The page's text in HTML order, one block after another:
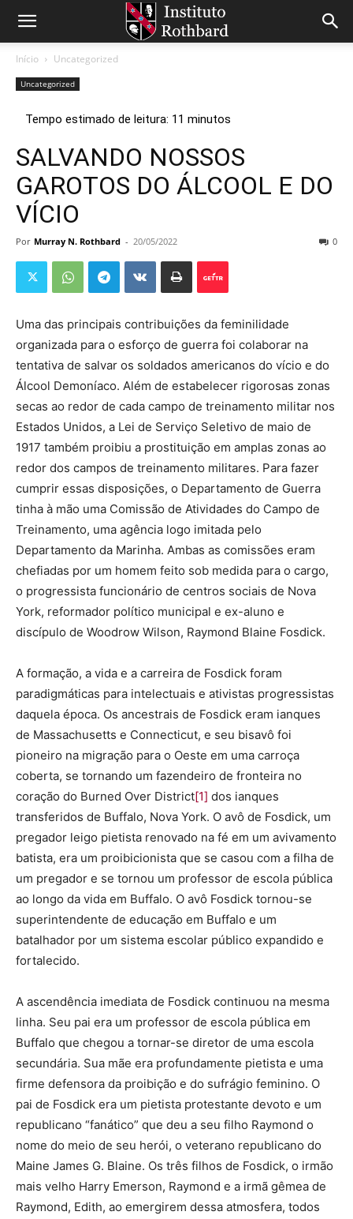
Início Uncategorized
Uncategorized
SALVANDO NOSSOS
GAROTOS DO ÁLCOOL E DO
VÍCIO
Por Murray N. Rothbard - 20/05/2022 0
Uma das principais contribuições da feminilidade
organizada para o esforço de guerra foi colaborar na
tentativa de salvar os soldados americanos do vício e do
Álcool Demoníaco. Além de estabelecer rigorosas zonas
secas ao redor de cada campo de treinamento militar nos
Estados Unidos, a Lei de Serviço Seletivo de maio de
1917 também proibiu a prostituição em amplas zonas ao
redor dos campos de treinamento militares. Para fazer
cumprir essas disposições, o Departamento de Guerra
tinha à mão uma Comissão de Atividades do Campo de
Treinamento, uma agência logo imitada pelo
Departamento da Marinha. Ambas as comissões eram
chefiadas por um homem feito sob medida para o cargo,
o progressista funcionário de centros sociais de Nova
York, reformador político municipal e ex-aluno e
discípulo de Woodrow Wilson, Raymond Blaine Fosdick.
A formação, a vida e a carreira de Fosdick foram
paradigmáticas para intelectuais e ativistas progressistas
daquela época. Os ancestrais de Fosdick eram ianques
de Massachusetts e Connecticut, e seu bisavô foi
pioneiro na migração para o Oeste em uma carroça
coberta, se tornando um fazendeiro de fronteira no
coração do Burned Over District[1] dos ianques
transferidos de Buffalo, Nova York. O avô de Fosdick, um
pregador leigo pietista renovado na fé em um avivamento
batista, era um proibicionista que se casou com a filha de
um pregador e se tornou um professor de escola pública
ao longo da vida em Buffalo. O avô Fosdick tornou-se
superintendente de educação em Buffalo e um
batalhador por um sistema escolar público expandido e
fortalecido.
A ascendência imediata de Fosdick continuou na mesma
linha. Seu pai era um professor de escola pública em
Buffalo que chegou a tornar-se diretor de uma escola
secundária. Sua mãe era profundamente pietista e uma
firme defensora da proibição e do sufrágio feminino. O
pai de Fosdick era um pietista protestante devoto e um
republicano “fanático” que deu a seu filho Raymond o
nome do meio de seu herói, o veterano republicano do
Maine James G. Blaine. Os três filhos de Fosdick, o irmão
mais velho Harry Emerson, Raymond e a irmã gêmea de
Raymond, Edith, ao emergirem dessa atmosfera, todos